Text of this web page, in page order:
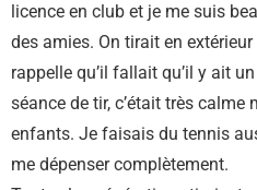
licence en club et je me suis
des amies. On tirait en
rappelle qu’il fallait qu’il y ait
séance de tir, c’était très calme
enfants. Je faisais du tennis
me dépenser complètement.